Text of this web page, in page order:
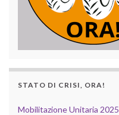
STATO DI CRISI, ORA!
Mobilitazione Unitaria 2025